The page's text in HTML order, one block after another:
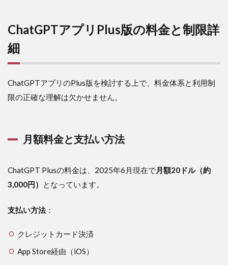
を無料で
試す3つ
の方法
4.1
版の
活用
方法
Copilotの
4.3
Microsoft
Designer
5
版
画
ChatGPTアプリPlus版の料金と制限詳
細
ChatGPTアプリのPlus版を検討する上で、料金体系と利用制
限の正確な理解は欠かせません。
月額料金と支払い方法
ChatGPT Plusの料金は、2025年6月現在で月額20ドル（約
3,000円）
となっています。
支払い方法：
クレジットカード決済
App Store経由（iOS）